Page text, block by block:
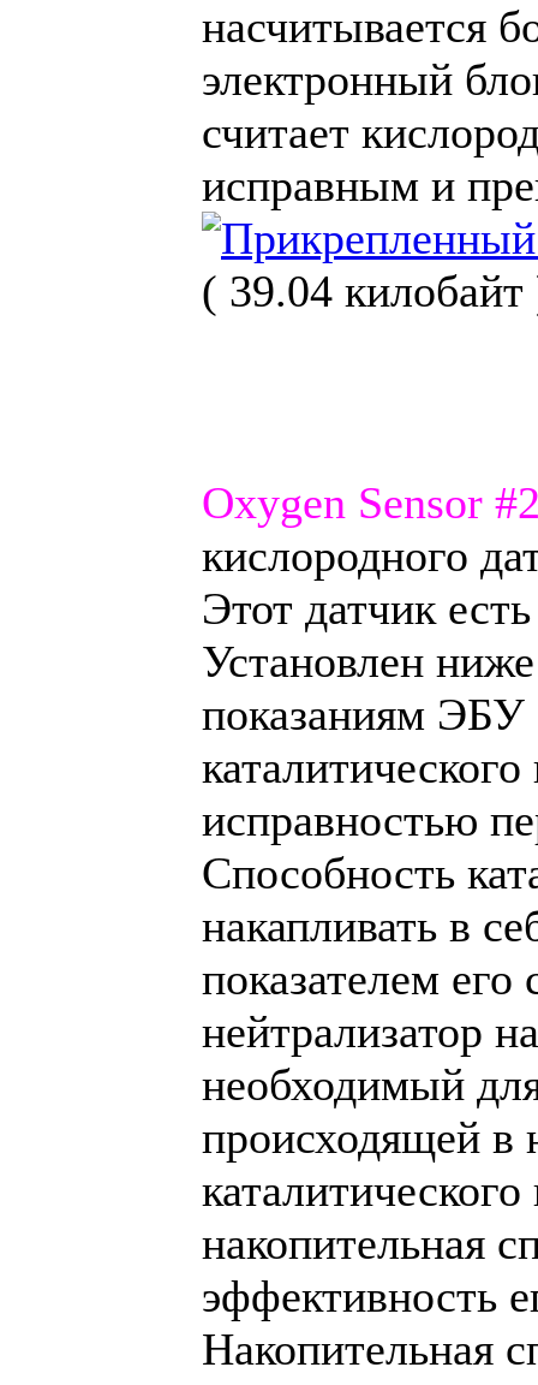
насчитывается
электронный
считает
исправным и
( 39.04
Oxygen Sensor
кислородного
Этот датчик
Установлен
показаниям ЭБУ
исправностью
Способность
накапливать в
показателем
нейтрализатор
необходимый
происходящей в
накопительная
эффективность
Накопительная